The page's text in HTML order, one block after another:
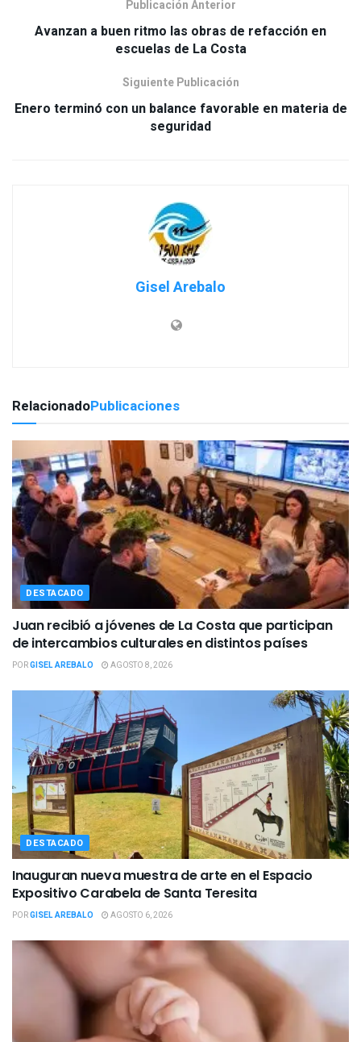
Publicación Anterior
Avanzan a buen ritmo las obras de refacción en
escuelas de La Costa‏
Siguiente Publicación
Enero terminó con un balance favorable en materia de
Gisel Arebalo
RelacionadoPublicaciones
DESTACADO
Juan recibió a jóvenes de La Costa que participan
de intercambios culturales en distintos países
PORGISEL AREBALO AGOSTO 8, 2026
DESTACADO
Inauguran nueva muestra de arte en el Espacio
Expositivo Carabela de Santa Teresita
PORGISEL AREBALO AGOSTO 6, 2026